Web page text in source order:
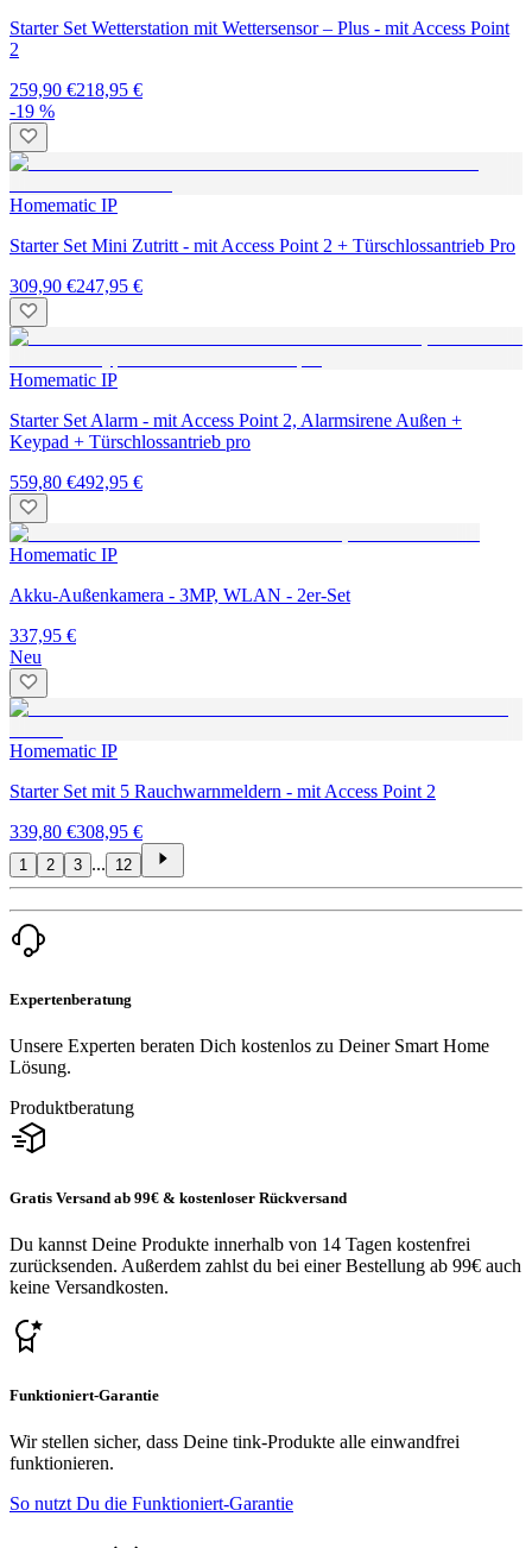
Starter Set Wetterstation mit Wettersensor – Plus - mit Access Point
2
259,90 €218,95 €
-19 %
Homematic IP
Starter Set Mini Zutritt - mit Access Point 2 + Türschlossantrieb Pro
309,90 €247,95 €
Homematic IP
Starter Set Alarm - mit Access Point 2, Alarmsirene Außen +
Keypad + Türschlossantrieb pro
559,80 €492,95 €
Homematic IP
Akku-Außenkamera - 3MP, WLAN - 2er-Set
337,95 €
Neu
Homematic IP
Starter Set mit 5 Rauchwarnmeldern - mit Access Point 2
339,80 €308,95 €
1 2 3 ... 12
Expertenberatung
Unsere Experten beraten Dich kostenlos zu Deiner Smart Home
Lösung.
Produktberatung
Gratis Versand ab 99€ & kostenloser Rückversand
Du kannst Deine Produkte innerhalb von 14 Tagen kostenfrei
zurücksenden. Außerdem zahlst du bei einer Bestellung ab 99€ auch
keine Versandkosten.
Funktioniert-Garantie
Wir stellen sicher, dass Deine tink-Produkte alle einwandfrei
funktionieren.
So nutzt Du die Funktioniert-Garantie